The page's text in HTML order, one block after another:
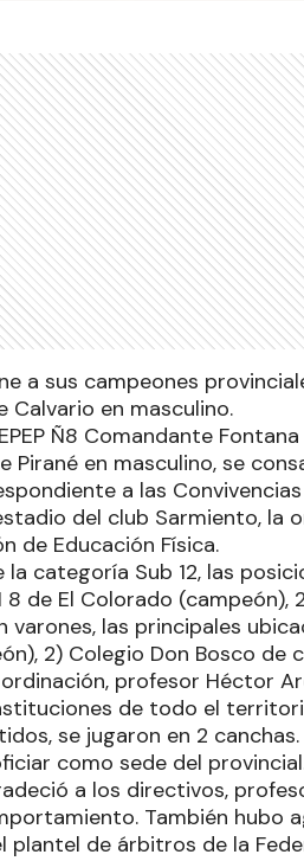
a sus campeones
en masculino.
Ñ8 Comandante
Pirané en masculino, se
a las
del club Sarmiento, la
de Educación Física.
la categoría Sub 12, las
8 de El Colorado
varones, las principales
2) Colegio Don Bosco de
profesor Héctor
de todo el
se jugaron en 2
como sede del
a los directivos,
También hubo
plantel de árbitros de la